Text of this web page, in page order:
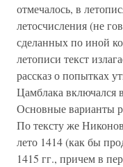
отмечалось, в
летосчисления (не
сделанных по иной
летописи текст
рассказ о попытках
Цамблака включался
Основные варианты
По тексту же
лето 1414 (как бы
1415 гг., причем в